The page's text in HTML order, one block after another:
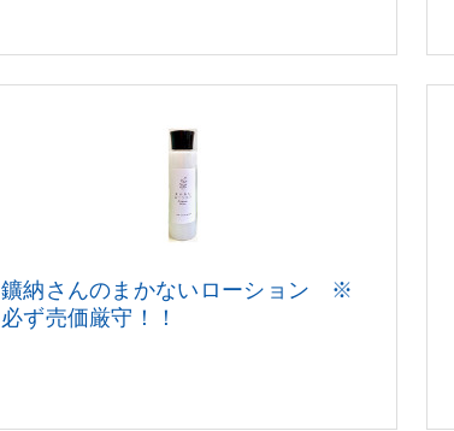
鑛納さんのまかないローション ※
必ず売価厳守！！